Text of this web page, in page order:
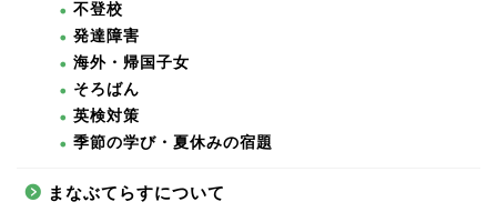
不登校
発達障害
海外・帰国子女
そろばん
英検対策
季節の学び・夏休みの宿題
まなぶてらすについて